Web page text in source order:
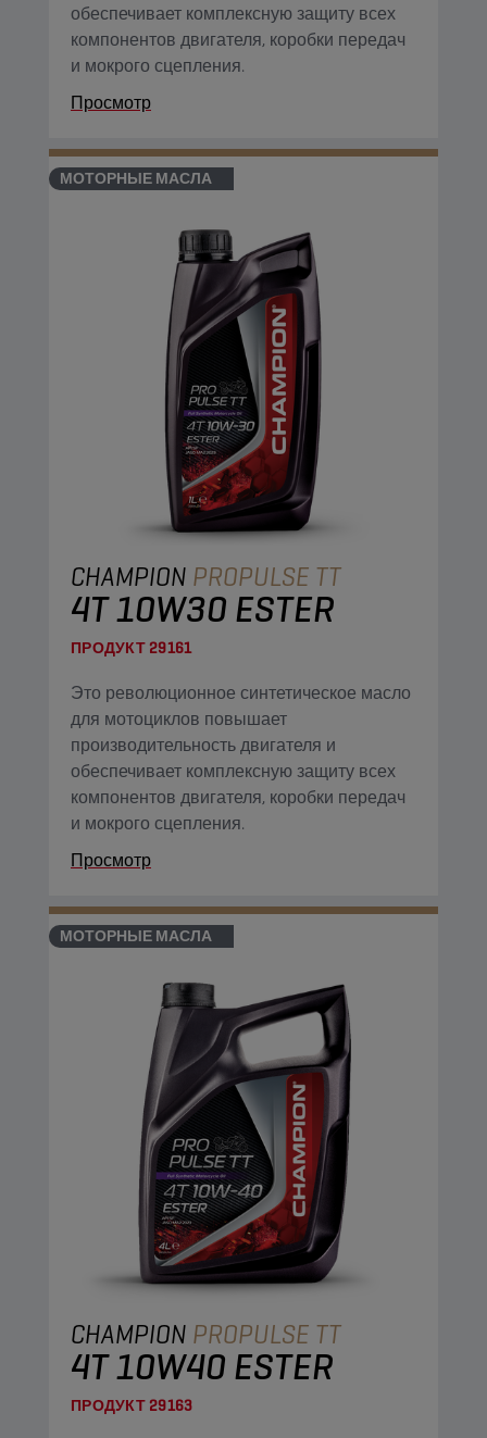
обеспечивает комплексную защиту всех
компонентов двигателя, коробки передач
и мокрого сцепления.
Просмотр
МОТОРНЫЕ МАСЛА
CHAMPION PROPULSE TT
4T 10W30 ESTER
ПРОДУКТ29161
Это революционное синтетическое масло
для мотоциклов повышает
производительность двигателя и
обеспечивает комплексную защиту всех
компонентов двигателя, коробки передач
и мокрого сцепления.
Просмотр
МОТОРНЫЕ МАСЛА
CHAMPION PROPULSE TT
4T 10W40 ESTER
ПРОДУКТ29163